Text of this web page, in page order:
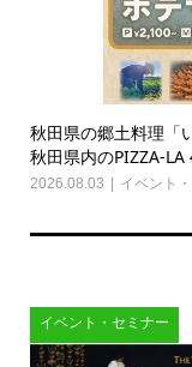
秋田県の郷土料理「
秋田県内のPIZZA-LA
2026.08.03 イベント
イベント・セミナー